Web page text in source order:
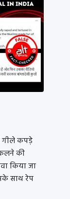
गीले कपड़े
की
किया जा
साथ रेप